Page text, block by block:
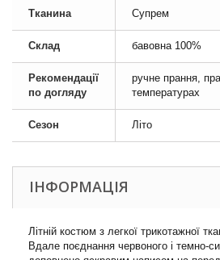
Тканина Супрем
Склад бавовна 100%
Рекомендації
по догляду
ручне прання,
температурах
Сезон Літо
ІНФОРМАЦІЯ
Літній костюм з легкої трикотажної
Вдале поєднання червоного і темно-